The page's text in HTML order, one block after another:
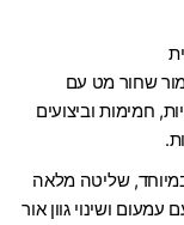
שחור מט עם
חמימות וביצועים
.
, שליטה מלאה
עמעום ושינוי גוון אור